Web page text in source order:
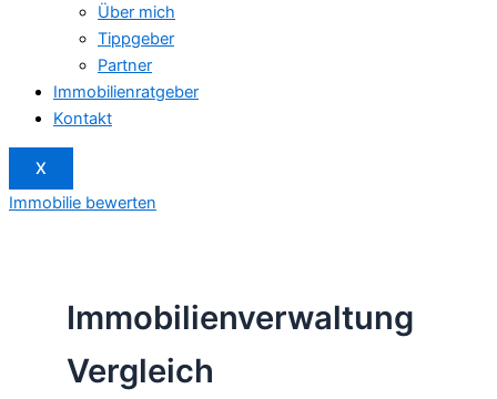
Über mich
Tippgeber
Partner
Immobilienratgeber
Kontakt
X
Immobilie bewerten
Immobilienverwaltung
Vergleich